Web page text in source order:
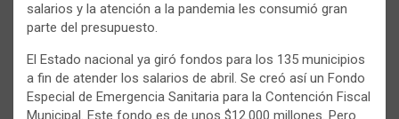
salarios y la atención a la pandemia les consumió gran
parte del presupuesto.
El Estado nacional ya giró fondos para los 135 municipios
a fin de atender los salarios de abril. Se creó así un Fondo
Especial de Emergencia Sanitaria para la Contención Fiscal
Municipal. Este fondo es de unos $12.000 millones. Pero